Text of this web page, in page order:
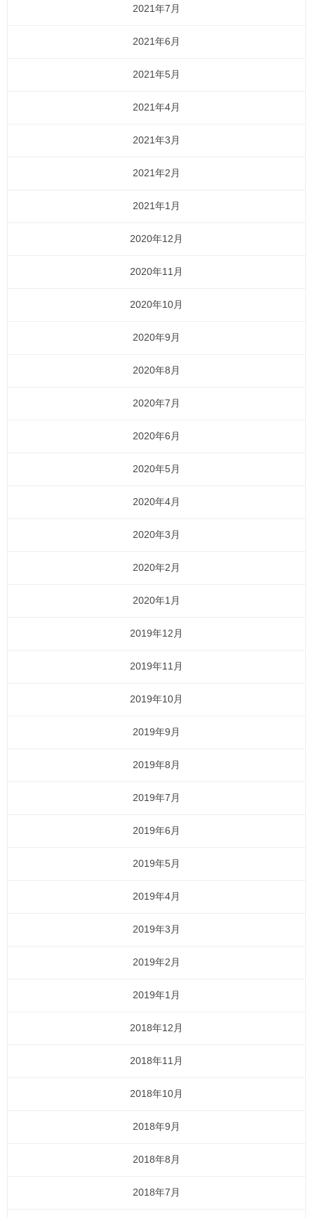
2021年7月
2021年6月
2021年5月
2021年4月
2021年3月
2021年2月
2021年1月
2020年12月
2020年11月
2020年10月
2020年9月
2020年8月
2020年7月
2020年6月
2020年5月
2020年4月
2020年3月
2020年2月
2020年1月
2019年12月
2019年11月
2019年10月
2019年9月
2019年8月
2019年7月
2019年6月
2019年5月
2019年4月
2019年3月
2019年2月
2019年1月
2018年12月
2018年11月
2018年10月
2018年9月
2018年8月
2018年7月